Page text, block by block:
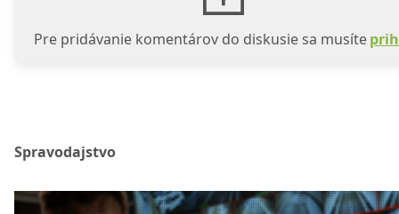
Pre pridávanie komentárov do diskusie sa musíte
Spravodajstvo